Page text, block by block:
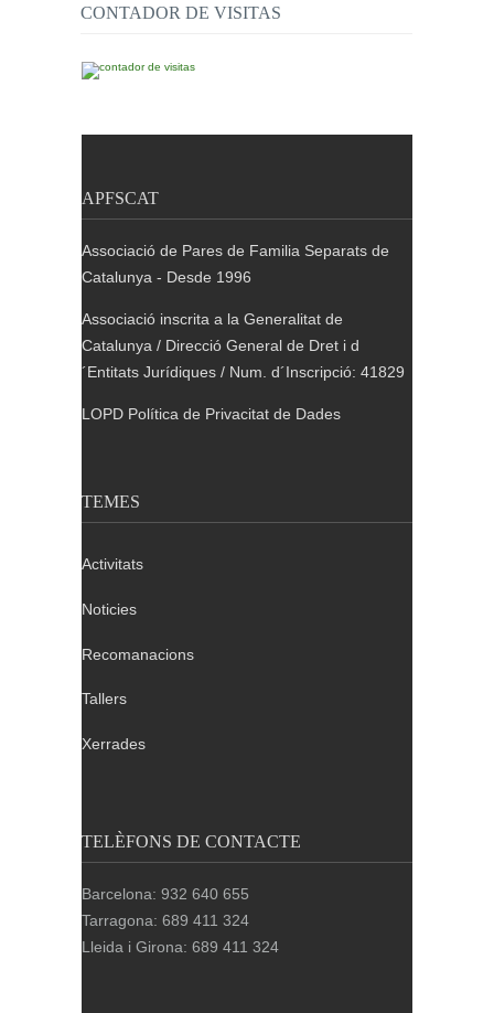
CONTADOR DE VISITAS
APFSCAT
Associació de Pares de Familia Separats de
Catalunya - Desde 1996
Associació inscrita a la Generalitat de
Catalunya / Direcció General de Dret i d
´Entitats Jurídiques / Num. d´Inscripció: 41829
LOPD Política de Privacitat de Dades
TEMES
Activitats
Noticies
Recomanacions
Tallers
Xerrades
TELÈFONS DE CONTACTE
Barcelona: 932 640 655
Tarragona: 689 411 324
Lleida i Girona: 689 411 324